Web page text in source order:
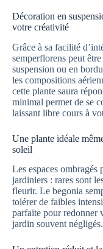
Décoration en
votre créativité
Grâce à sa facilité
semperflorens peut
suspension ou en
les compositions
cette plante saura
minimal permet de se
laissant libre cours à
Une plante idéale
soleil
Les espaces
jardiniers : rares sont
fleurir. Le begonia
tolérer de faibles
parfaite pour redonner
jardin souvent négligés.